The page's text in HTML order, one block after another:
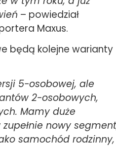
– powiedział
Maxus.
będą kolejne warianty
5-osobowej, ale
2-osobowych,
Mamy duże
nowy
samochód rodzinny,